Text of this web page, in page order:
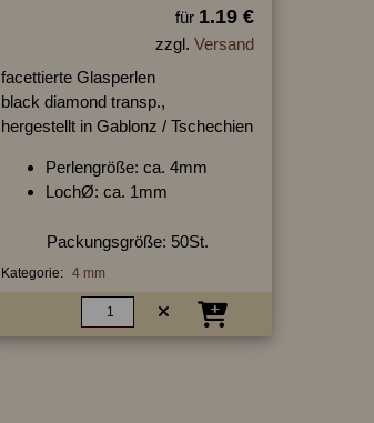
für 1.19 €
zzgl. Versand
facettierte Glasperlen
black diamond transp.,
hergestellt in Gablonz / Tschechien
Perlengröße: ca. 4mm
LochØ: ca. 1mm
Packungsgröße: 50St.
Kategorie: 4 mm